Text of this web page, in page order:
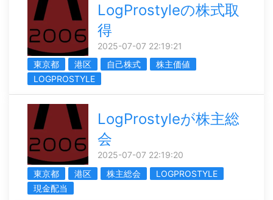
LogProstyleの株式取
得
2025-07-07 22:19:21
東京都
港区 自己株式
株主価値
LOGPROSTYLE
LogProstyleが株主総
会
2025-07-07 22:19:20
東京都
港区 株主総会
LOGPROSTYLE
現金配当